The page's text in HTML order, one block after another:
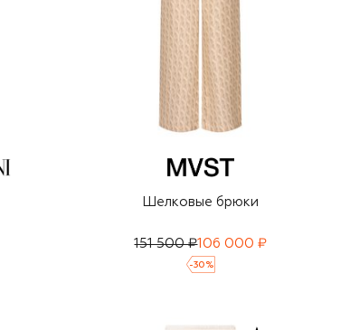
Шелковые брюки
151 500 ₽106 000 ₽
-30 %